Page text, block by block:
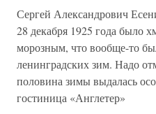
Сергей Александрович
28 декабря 1925 года было
морозным, что вообще-то
ленинградских зим. Надо
половина зимы выдалась
гостиница «Англетер»